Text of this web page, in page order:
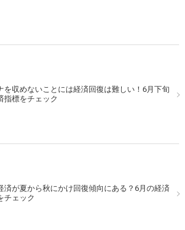
を収めないことには経済回復は難しい！6月下旬
指標をチェック
済が夏から秋にかけ回復傾向にある？6月の経済
チェック